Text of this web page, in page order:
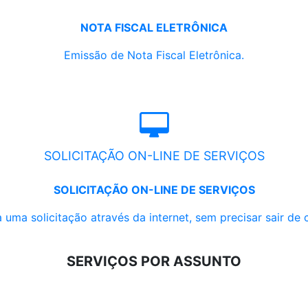
NOTA FISCAL ELETRÔNICA
Emissão de Nota Fiscal Eletrônica.
SOLICITAÇÃO ON-LINE DE SERVIÇOS
SOLICITAÇÃO ON-LINE DE SERVIÇOS
uma solicitação através da internet, sem precisar sair de
SERVIÇOS POR ASSUNTO